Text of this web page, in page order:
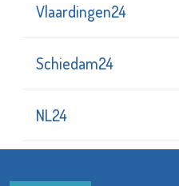
Vlaardingen24
Schiedam24
NL24